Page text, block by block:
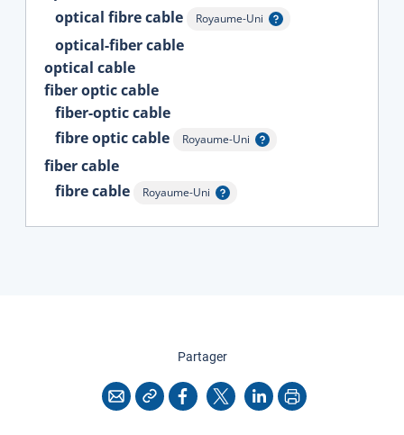
optical fibre cable
Royaume-Uni
Afficher l'infobulle
optical-fiber cable
optical cable
fiber optic cable
fiber-optic cable
fibre optic cable
Royaume-Uni
Afficher l'infobulle
fiber cable
fibre cable
Royaume-Uni
Afficher l'infobulle
Partagercette page
CourrielCopier l'adresse
Facebook
X LinkedInImprimer